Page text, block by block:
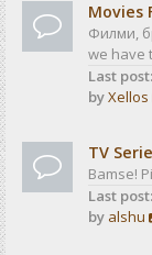
t
e
t
Movies
Филми,
we have
Last post:
byXellos
TV
Bamse!
Last post:
by alshu